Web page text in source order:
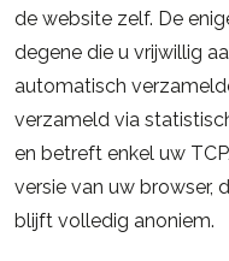
de website zelf. De
degene die u vrijwillig
automatisch
verzameld via
en betreft enkel uw
versie van uw browser,
blijft volledig anoniem.